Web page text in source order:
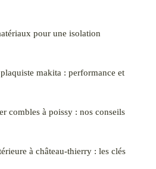
pour une isolation
makita : performance et
combles à poissy : nos conseils
à château-thierry : les clés